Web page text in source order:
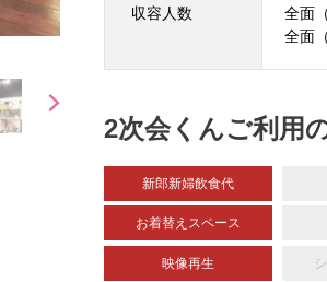
収容人数
全面
全面
2次会くんご利用
新郎新婦飲食代
お着替えスペース
映像再生